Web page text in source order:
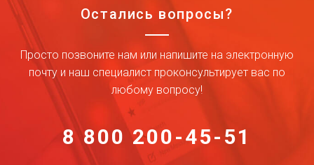
Остались вопросы?
Просто позвоните нам или напишите на электронную
почту и наш специалист проконсультирует вас по
любому вопросу!
8 800 200-45-51